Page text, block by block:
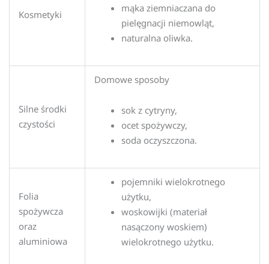
Kosmetyki
mąka ziemniaczana do
pielęgnacji niemowląt,
naturalna oliwka.
Silne środki
czystości
Domowe sposoby
sok z cytryny,
ocet spożywczy,
soda oczyszczona.
Folia
spożywcza
oraz
aluminiowa
pojemniki wielokrotnego
użytku,
woskowijki (materiał
nasączony woskiem)
wielokrotnego użytku.